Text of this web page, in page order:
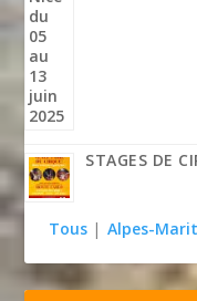
STAGES DE
Tous | Alpes-